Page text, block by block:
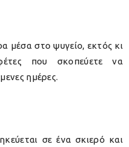
μέσα στο ψυγείο, εκτός κι
που σκοπεύετε να
ημέρες.
σε ένα σκιερό και